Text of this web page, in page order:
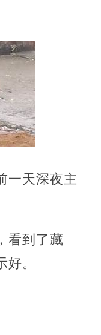
一天深夜主
看到了藏
。